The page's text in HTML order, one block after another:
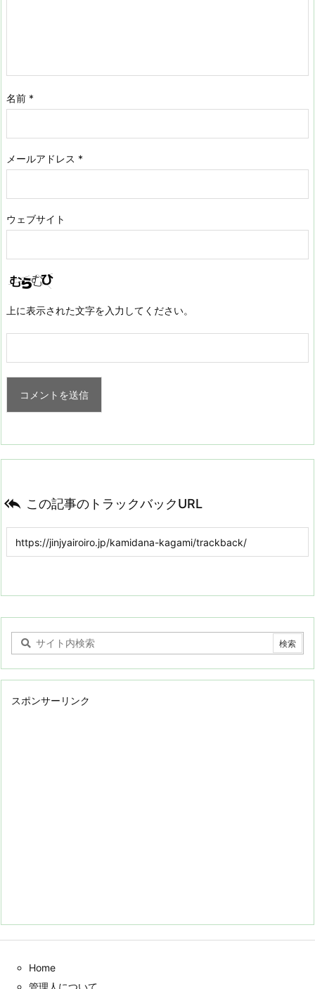
名前 *
メールアドレス *
ウェブサイト
上に表示された文字を入力してください。
 この記事のトラックバックURL
スポンサーリンク
Home
管理人について